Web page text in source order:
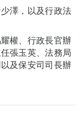
澤，以及行政法
權、行政長官辦
張玉英、法務局
及保安司司長辦